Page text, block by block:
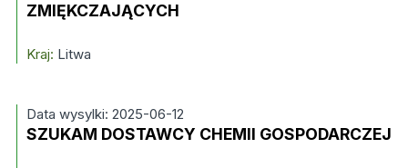
ZMIĘKCZAJĄCYCH
Kraj: Litwa
Data wysylki: 2025-06-12
SZUKAM DOSTAWCY CHEMII GOSPODARCZEJ